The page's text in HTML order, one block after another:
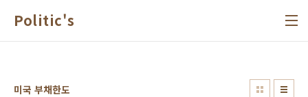
Politic's
미국 부채한도